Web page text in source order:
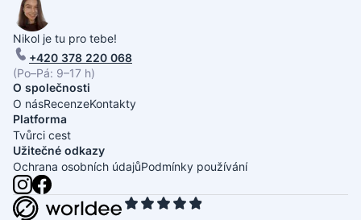
Nikol je tu pro tebe!
+420 378 220 068
(Po–Pá: 9–17 h)
O společnosti
O násRecenzeKontakty
Platforma
Tvůrci cest
Užitečné odkazy
Ochrana osobních údajůPodmínky používání